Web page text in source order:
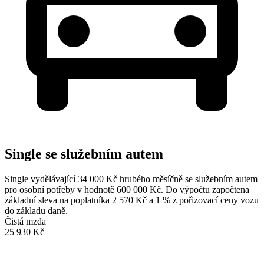
Single se služebním autem
Single vydělávající 34 000 Kč hrubého měsíčně se služebním autem
pro osobní potřeby v hodnotě 600 000 Kč. Do výpočtu započtena
základní sleva na poplatníka 2 570 Kč a 1 % z pořizovací ceny vozu
do základu daně.
Čistá mzda
25 930 Kč